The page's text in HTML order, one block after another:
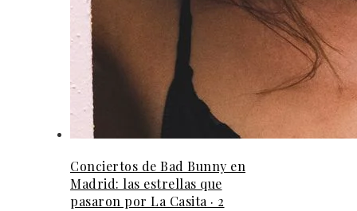
Conciertos de Bad Bunny en
Madrid: las estrellas que
pasaron por La Casita · 2